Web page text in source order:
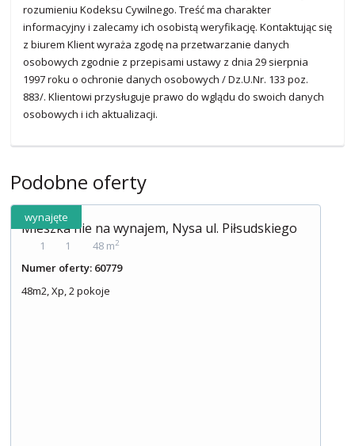
rozumieniu Kodeksu Cywilnego. Treść ma charakter
informacyjny i zalecamy ich osobistą weryfikację. Kontaktując się
z biurem Klient wyraża zgodę na przetwarzanie danych
osobowych zgodnie z przepisami ustawy z dnia 29 sierpnia
1997 roku o ochronie danych osobowych / Dz.U.Nr. 133 poz.
883/. Klientowi przysługuje prawo do wglądu do swoich danych
osobowych i ich aktualizacji.
Podobne oferty
wynajęte
Mieszka nie na wynajem, Nysa ul. Piłsudskiego
1 1 48 m2
Numer oferty: 60779
48m2, Xp, 2 pokoje